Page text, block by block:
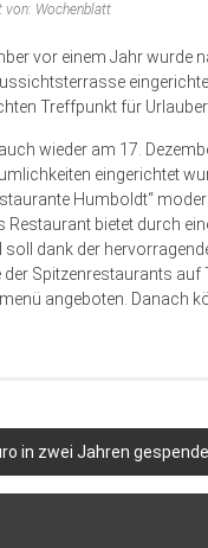
von: Wochenblatt
vor einem Jahr wurde
Treffpunkt für
wieder am 17.
eingerichtet
Humboldt“
Restaurant bietet durch
soll dank der
der Spitzenrestaurants
angeboten. Danach
in zwei Jahren